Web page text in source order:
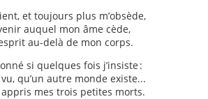
et toujours plus m’obsède,
auquel mon âme cède,
au-delà de mon corps.
si quelques fois j’insiste :
qu’un autre monde existe...
appris mes trois petites morts.